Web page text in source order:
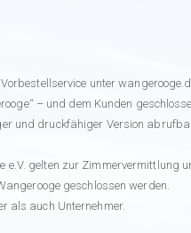
unter
– und dem Kunden
und druckfähiger Version
gelten zur Zimmervermittlung
geschlossen werden.
als auch Unternehmer.